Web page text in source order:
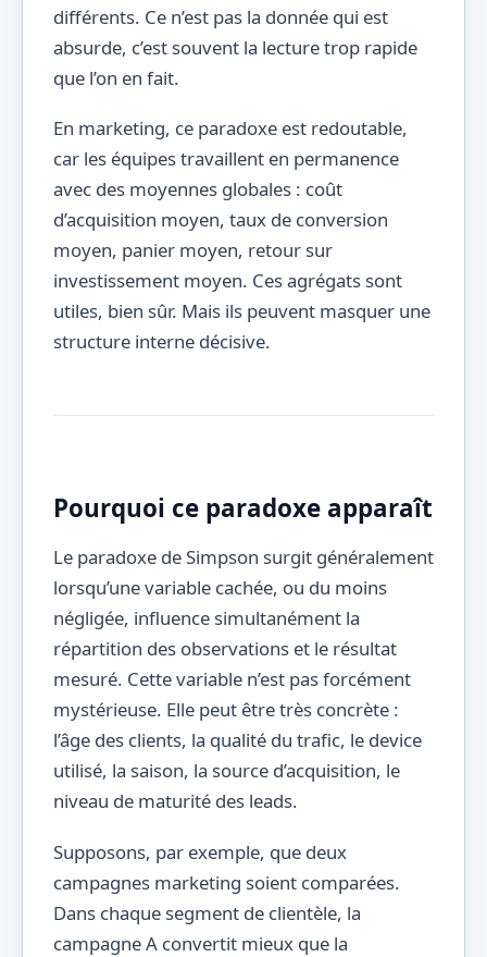
différents. Ce n’est pas la donnée qui est
absurde, c’est souvent la lecture trop rapide
que l’on en fait.
En marketing, ce paradoxe est redoutable,
car les équipes travaillent en permanence
avec des moyennes globales : coût
d’acquisition moyen, taux de conversion
moyen, panier moyen, retour sur
investissement moyen. Ces agrégats sont
utiles, bien sûr. Mais ils peuvent masquer une
structure interne décisive.
Pourquoi ce paradoxe apparaît
Le paradoxe de Simpson surgit généralement
lorsqu’une variable cachée, ou du moins
négligée, influence simultanément la
répartition des observations et le résultat
mesuré. Cette variable n’est pas forcément
mystérieuse. Elle peut être très concrète :
l’âge des clients, la qualité du trafic, le device
utilisé, la saison, la source d’acquisition, le
niveau de maturité des leads.
Supposons, par exemple, que deux
campagnes marketing soient comparées.
Dans chaque segment de clientèle, la
campagne A convertit mieux que la